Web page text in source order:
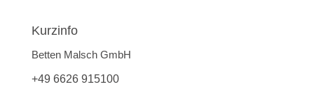
Kurzinfo
Betten Malsch GmbH
+49 6626 915100